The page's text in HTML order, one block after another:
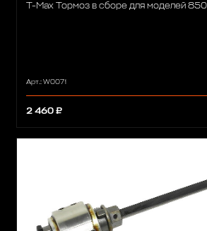
T-Max Тормоз в сборе для моделей
Арт.: W0071
2 460 ₽